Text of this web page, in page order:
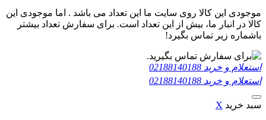
موجودی این کالا روی سایت ما این تعداد می باشد . اما موجودی این
کالا در انبار ما، بیش از این تعداد است. برای سفارش تعداد بیشتر
باشماره زیر تماس بگیرد!
استعلام و خرید 02188140188
استعلام و خرید 02188140188
سبد خرید X